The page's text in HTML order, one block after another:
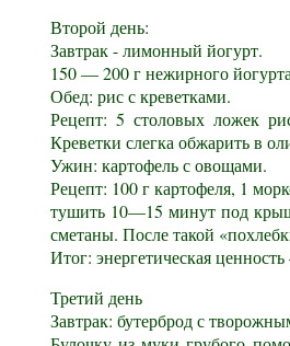
Второй день:
Завтрак - лимонный йогурт.
150 — 200 г нежирного
Обед: рис с креветками.
Рецепт: 5 столовых ложек
Креветки слегка обжарить в
Ужин: картофель с овощами.
Рецепт: 100 г картофеля, 1
тушить 10—15 минут под
сметаны. После такой
Итог: энергетическая
Третий день
Завтрак: бутерброд с